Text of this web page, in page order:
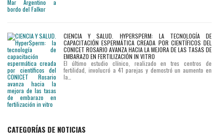
CIENCIA Y SALUD. HYPERSPERM: LA TECNOLOGÍA DE
CAPACITACIÓN ESPERMÁTICA CREADA POR CIENTÍFICOS DEL
CONICET ROSARIO AVANZA HACIA LA MEJORA DE LAS TASAS DE
EMBARAZO EN FERTILIZACIÓN IN VITRO
El último estudio clínico, realizado en tres centros de
fertilidad, involucró a 41 parejas y demostró un aumento en
la…
CATEGORÍAS DE NOTICIAS